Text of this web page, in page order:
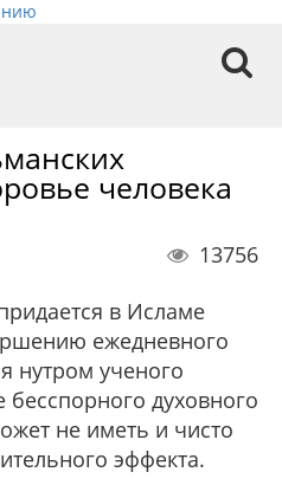
человека
13756
в Исламе
ежедневного
нутром ученого
бесспорного духовного
не иметь и чисто
эффекта.